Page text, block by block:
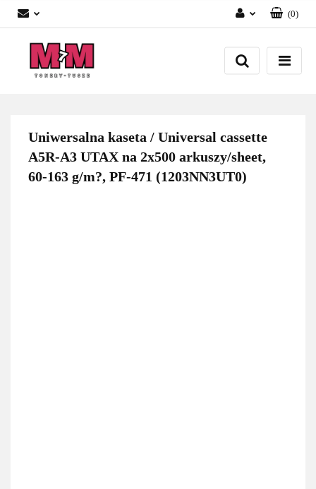
Zaloguj się
Załóż konto
(0)
Uniwersalna kaseta / Universal cassette
A5R-A3 UTAX na 2x500 arkuszy/sheet,
60-163 g/m?, PF-471 (1203NN3UT0)